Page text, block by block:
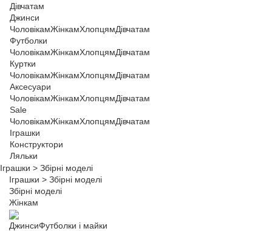
Дівчатам
Джинси
ЧоловікамЖінкамХлопцямДівчатам
Футболки
ЧоловікамЖінкамХлопцямДівчатам
Куртки
ЧоловікамЖінкамХлопцямДівчатам
Аксесуари
ЧоловікамЖінкамХлопцямДівчатам
Sale
ЧоловікамЖінкамХлопцямДівчатам
Іграшки
Конструктори
Ляльки
Іграшки > Збірні моделі
Іграшки > Збірні моделі
Збірні моделі
Жінкам
ДжинсиФутболки і майки